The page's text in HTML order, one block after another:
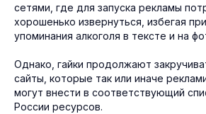
сетями, где для запуска рекламы
хорошенько извернуться, избегая
упоминания алкоголя в тексте и на
Однако, гайки продолжают
сайты, которые так или иначе
могут внести в соответствующий
России ресурсов.